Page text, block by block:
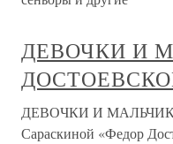
ДЕВОЧКИ И
ДЕВОЧКИ И
Сараскиной «Федор